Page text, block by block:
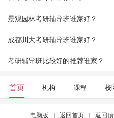
景观园林考研辅导班谁家好？
成都川大考研辅导班谁家好？
考研辅导班比较好的推荐谁家？
首页 机构 课程 校
电脑版 返回首页 返回